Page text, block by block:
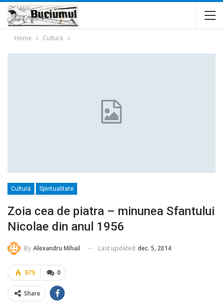
Home Cultură
Cultură Spiritualitate
Zoia cea de piatra – minunea Sfantului
Nicolae din anul 1956
By Alexandru Mihail Last updated dec. 5, 2014
0
975
Share